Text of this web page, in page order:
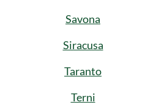
Savona
Siracusa
Taranto
Terni